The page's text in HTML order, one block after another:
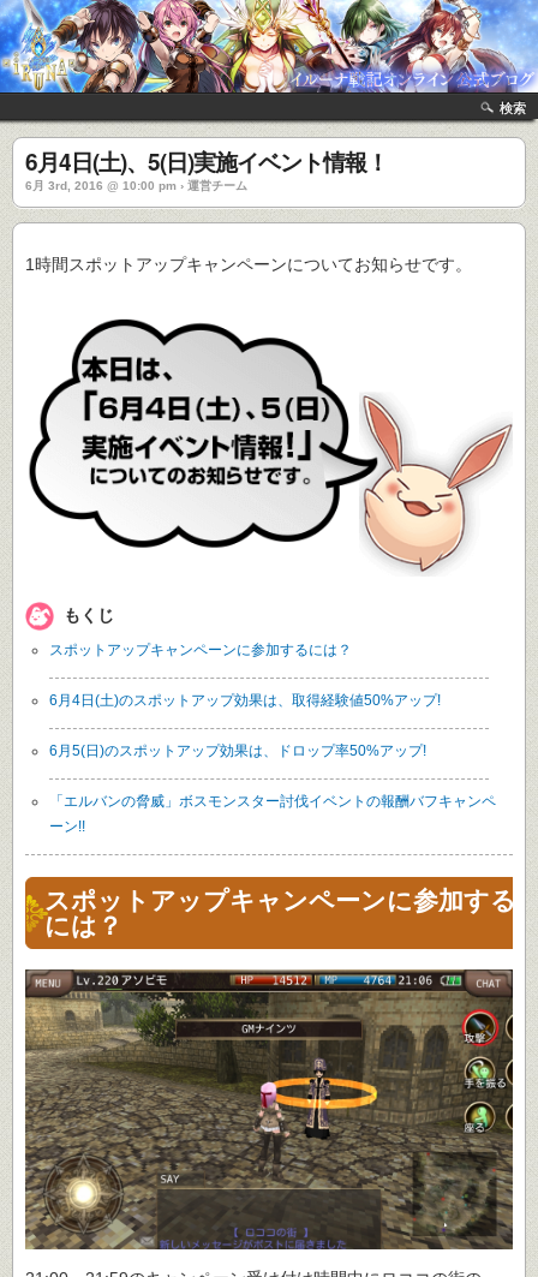
検索
6月4日(土)、5(日)実施イベント情報！
6月 3rd, 2016 @ 10:00 pm › 運営チーム
1時間スポットアップキャンペーンについてお知らせです。
もくじ
スポットアップキャンペーンに参加するには？
6月4日(土)のスポットアップ効果は、取得経験値50%アップ!
6月5(日)のスポットアップ効果は、ドロップ率50%アップ!
「エルバンの脅威」ボスモンスター討伐イベントの報酬バフキャンペ
ーン!!
スポットアップキャンペーンに参加する
には？